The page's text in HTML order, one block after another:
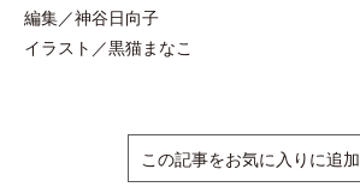
編集／神谷日向子
イラスト／黒猫まなこ
この記事をお気に入りに追加